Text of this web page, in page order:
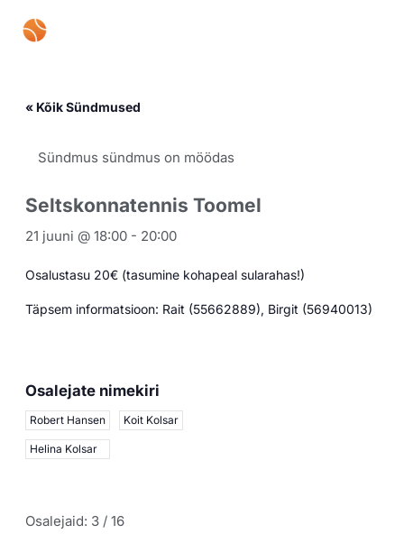
« Kõik Sündmused
Sündmus sündmus on möödas
Seltskonnatennis Toomel
21 juuni @ 18:00 - 20:00
Osalustasu 20€ (tasumine kohapeal sularahas!)
Täpsem informatsioon: Rait (55662889), Birgit (56940013)
Osalejate nimekiri
Robert Hansen
Helina Kolsar
Koit Kolsar
Osalejaid: 3 / 16